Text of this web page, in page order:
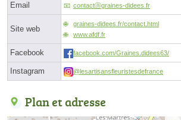
Email contactⓐgraines-didees.fr
Site web
graines-didees.fr/contact.html
www.afdf.fr
Facebook facebook.com/Graines.didees63/
Instagram @lesartisansfleuristesdefrance
Plan et adresse